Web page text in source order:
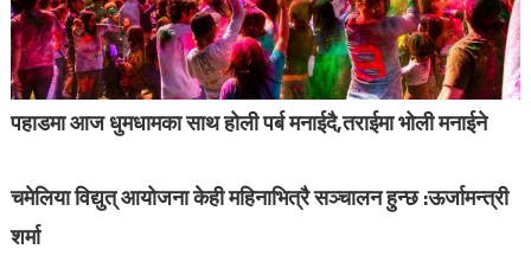
पहाडमा आज धुमधामका साथ होली पर्ब मनाईदै,तराईमा भोली मनाईने
चमेलिया विद्युत् आयोजना केही महिनाभित्रै सञ्चालन हुन्छ :ऊर्जामन्त्री
शर्मा